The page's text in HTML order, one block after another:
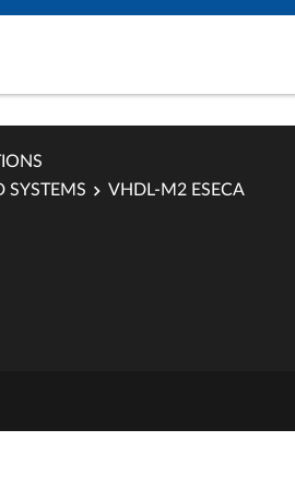
SYSTEMS VHDL-M2 ESECA